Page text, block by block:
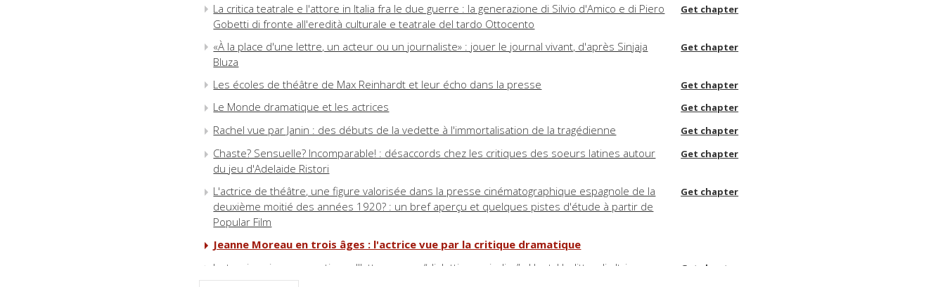
La critica teatrale e l'attore in Italia fra le due guerre : la generazione di Silvio d'Amico e di Piero
Gobetti di fronte all'eredità culturale e teatrale del tardo Ottocento
Get chapter
«À la place d'une lettre, un acteur ou un journaliste» : jouer le journal vivant, d'après Sinjaja
Bluza
Get chapter
Les écoles de théâtre de Max Reinhardt et leur écho dans la presse Get chapter
Le Monde dramatique et les actrices Get chapter
Rachel vue par Janin : des débuts de la vedette à l'immortalisation de la tragédienne Get chapter
Chaste? Sensuelle? Incomparable! : désaccords chez les critiques des soeurs latines autour
du jeu d'Adelaide Ristori
Get chapter
L'actrice de théâtre, une figure valorisée dans la presse cinématographique espagnole de la
deuxième moitié des années 1920? : un bref aperçu et quelques pistes d'étude à partir de
Popular Film
Get chapter
Jeanne Moreau en trois âges : l'actrice vue par la critique dramatique
La teorizzazione romantica sull'attore come “dialettica periodica” : Hunt, Hazlitt e gli altri
Get chapter